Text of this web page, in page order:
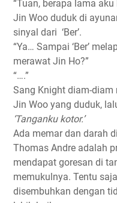
“Tuan, berapa lama aku
Jin Woo duduk di
sinyal dari ‘Ber’.
“Ya… Sampai ‘Ber’
merawat Jin Ho?”
“….”
Sang Knight diam-
Jin Woo yang duduk,
‘Tanganku kotor.’
Ada memar dan darah
Thomas Andre adalah
mendapat goresan di
memukulnya. Tentu
disembuhkan dengan